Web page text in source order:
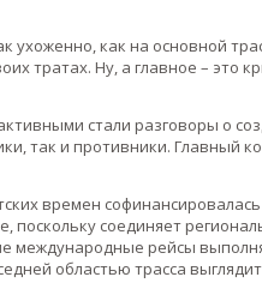
как на основной
тратах. Ну, а главное – это
стали разговоры о
так и противники. Главный
времен
поскольку соединяет
международные рейсы
областью трасса